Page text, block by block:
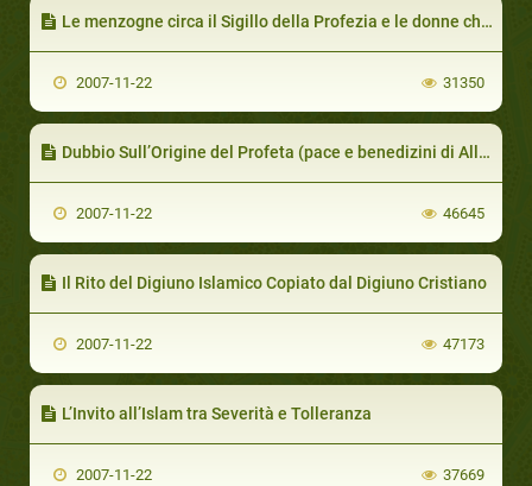
Le menzogne circa il Sigillo della Profezia e le donne che l'avevano visto
2007-11-22 31350
Dubbio Sull’Origine del Profeta (pace e benedizini di Allah su di lui)
2007-11-22 46645
Il Rito del Digiuno Islamico Copiato dal Digiuno Cristiano
2007-11-22 47173
L’Invito all’Islam tra Severità e Tolleranza
2007-11-22 37669